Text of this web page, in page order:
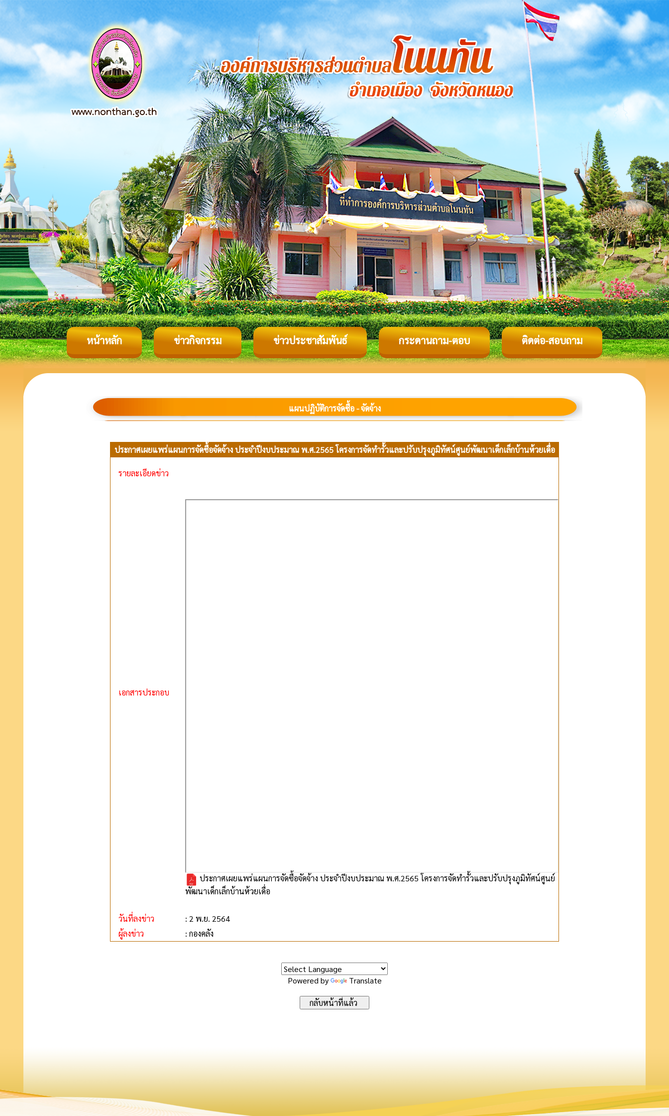
หน้าหลัก ข่าวกิจกรรม ข่าวประชาสัมพันธ์ กระดานถาม-ตอบ ติดต่อ-สอบถาม
แผนปฏิบัติการจัดซื้อ - จัดจ้าง
ประกาศเผยแพร่แผนการจัดซื้อจัดจ้าง ประจำปีงบประมาณ พ.ศ.2565 โครงการจัดทำรั้วและปรับปรุงภูมิทัศน์ศูนย์พัฒนาเด็กเล็กบ้านห้วยเดื่อ
รายละเอียดข่าว
เอกสารประกอบ
ประกาศเผยแพร่แผนการจัดซื้อจัดจ้าง ประจำปีงบประมาณ พ.ศ.2565 โครงการจัดทำรั้วและปรับปรุงภูมิทัศน์ศูนย์
พัฒนาเด็กเล็กบ้านห้วยเดื่อ
วันที่ลงข่าว
: 2 พ.ย. 2564
ผู้ลงข่าว
: กองคลัง
Powered by Translate